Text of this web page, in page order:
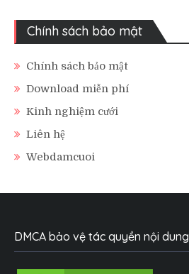
Chính sách bảo mật
Chính sách bảo mật
Download miễn phí
Kinh nghiệm cưới
Liên hệ
Webdamcuoi
DMCA bảo vệ tác quyền nội dung